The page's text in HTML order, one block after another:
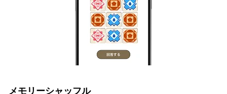
メモリーシャッフル